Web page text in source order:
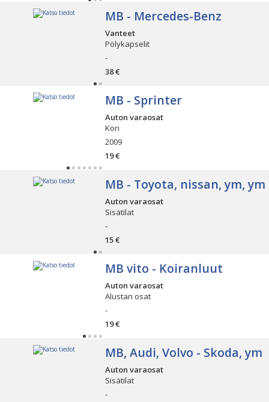
MB - Mercedes-Benz
Vanteet
Pölykapselit
-
38 €
MB - Sprinter
Auton varaosat
Kori
2009
19 €
MB - Toyota, nissan, ym, ym
Auton varaosat
Sisätilat
-
15 €
MB vito - Koiranluut
Auton varaosat
Alustan osat
-
19 €
MB, Audi, Volvo - Skoda, ym
Auton varaosat
Sisätilat
-